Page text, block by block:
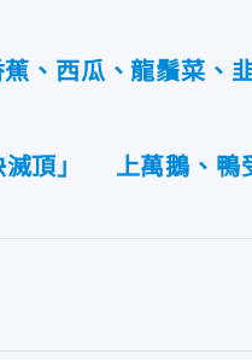
、西瓜、龍鬚菜、
滅頂」 上萬鵝、鴨